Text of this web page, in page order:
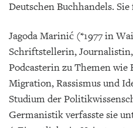
Deutschen Buchhandels.
Jagoda Marinić (*1977 in
Schriftstellerin,
Podcasterin zu Themen
Migration, Rassismus und
Studium der
Germanistik verfasste sie